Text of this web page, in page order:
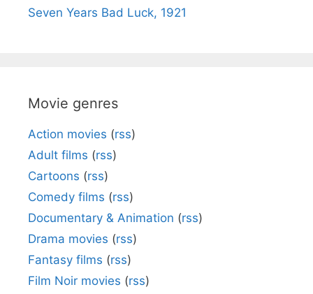
Seven Years Bad Luck, 1921
Movie genres
Action movies (rss)
Adult films (rss)
Cartoons (rss)
Comedy films (rss)
Documentary & Animation (rss)
Drama movies (rss)
Fantasy films (rss)
Film Noir movies (rss)